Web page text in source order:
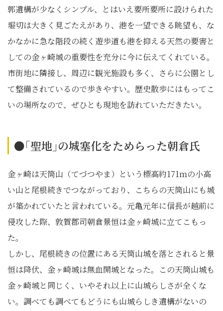
郭遺構が少なくシンプル、とはいえ要所要所に設けられた
堀切は大きく見ごたえがあり、港を一望できる眺望も、な
かなかに急な階段の続く遊歩道も港を抑える天然の要害と
しての金ヶ崎城の重要性を充分に今に伝えてくれている。
市街地に隣接し、周辺に観光施設も多く、さらに公園とし
て整備されているので歩きやすい。歴史散歩にはもってこ
いの場所なので、ぜひとも現地を訪れていただきたい。
●｢聖地｣の城塞化をためらった朝倉氏
金ヶ崎は天筒山（てづつやま）という標高約171ｍの小高
い山と尾根続きでつながっており、こちらの天筒山にも城
が築かれていたと言われている。元亀元年に信長が越前に
侵攻した際、敦賀郡司朝倉景恒は金ヶ崎城に立てこもっ
た。
しかし、尾根続きの位置にある天筒山城を落とされると景
恒は降伏、金ヶ崎城は無血開城となった。この天筒山城も
金ヶ崎城と同じく、いやそれ以上に山城らしさが全くな
い。調べても調べてもどうにも山城らしき遺構がないの